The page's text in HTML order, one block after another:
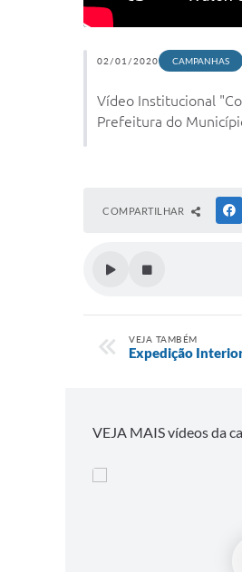
02/01/2020 CAMPANHAS
Vídeo Institucional
Prefeitura do
COMPARTILHAR
VEJA TAMBÉM
Expedição
VEJA MAIS vídeos da